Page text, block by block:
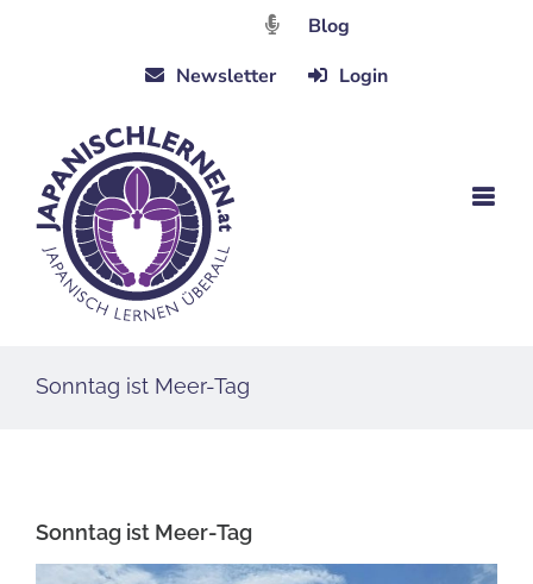
Blog
Newsletter
Login
Sonntag ist Meer-Tag
Sonntag ist Meer-Tag